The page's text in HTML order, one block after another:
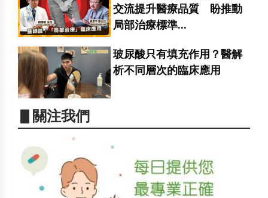
交流提升醫療品質 盼推動
局部治療標準...
玻尿酸只有填充作用？醫解
析不同層次的臨床應用
▋關注我們